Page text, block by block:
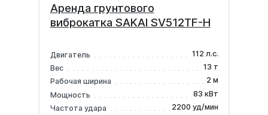
Аренда грунтового
виброкатка SAKAI SV512TF-H
Двигатель
112 л.с.
Вес
13 т
Рабочая ширина
2 м
Мощность
83 кВт
Частота удара
2200 уд/мин